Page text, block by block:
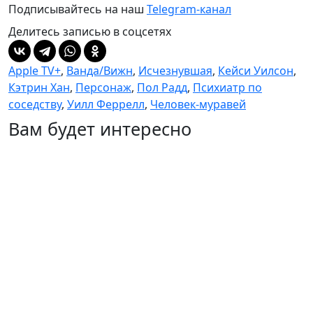
Подписывайтесь на наш Telegram-канал
Делитесь записью в соцсетях
Apple TV+, Ванда/Вижн, Исчезнувшая, Кейси Уилсон,
Кэтрин Хан, Персонаж, Пол Радд, Психиатр по
соседству, Уилл Феррелл, Человек-муравей
Вам будет интересно